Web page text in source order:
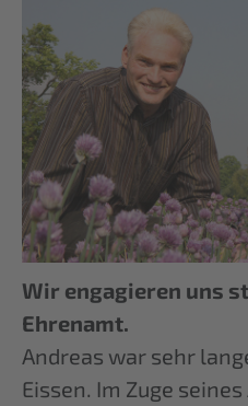
Wir engagieren uns
Ehrenamt.
Andreas war sehr
Eissen. Im Zuge